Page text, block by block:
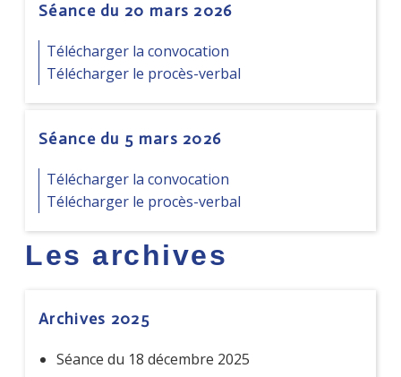
Séance du 20 mars 2026
Télécharger la convocation
Télécharger le procès-verbal
Séance du 5 mars 2026
Télécharger la convocation
Télécharger le procès-verbal
Les archives
Archives 2025
Séance du 18 décembre 2025